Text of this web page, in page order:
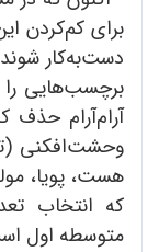
برای کم‌کردن
دست‌به‌کار
برچسب‌هایی را
آرام‌آرام حذف
وحشت‌افکنی
هست، پویا،
که انتخاب
متوسطه اول